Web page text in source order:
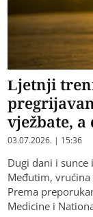
Ljetnji
vježbate, a
03.07.2026. | 15:36
Dugi dani i
Međutim,
Prema
Medicine i